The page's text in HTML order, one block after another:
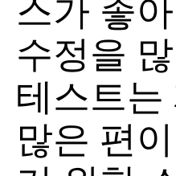
스가 좋
수정을
테스트는
많은 편